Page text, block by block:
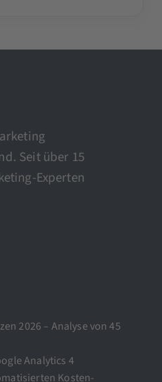
Seit über 15
Experten
2026 – Analyse von 45
Analytics 4
Kosten-